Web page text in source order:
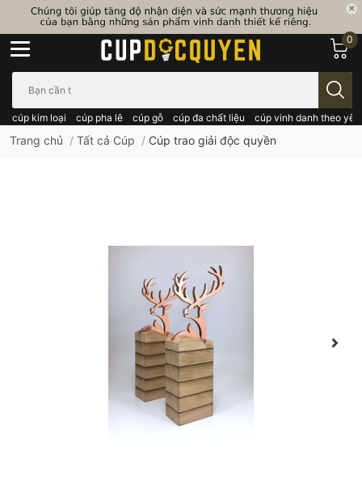
cúp kim loại cúp pha lê cúp gỗ cúp đa chất liệu cúp vinh danh theo
0
Trang chủ / Tất cả Cúp / Cúp trao giải độc quyền